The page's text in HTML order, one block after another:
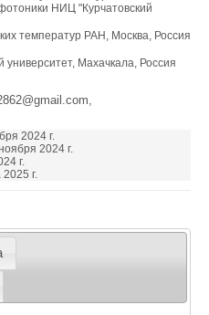
НИЦ "Курчатовский
температур РАН, Москва, Россия
университет, Махачкала, Россия
2024 г.
2024 г.
г.
г.